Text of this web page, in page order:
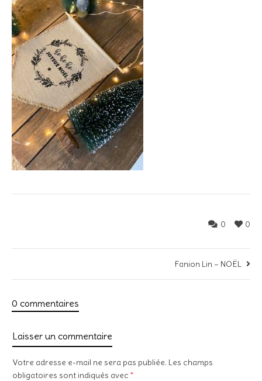
0
0
Fanion Lin – NOËL
0 commentaires
Laisser un commentaire
Votre adresse e-mail ne sera pas publiée. Les champs
obligatoires sont indiqués avec *